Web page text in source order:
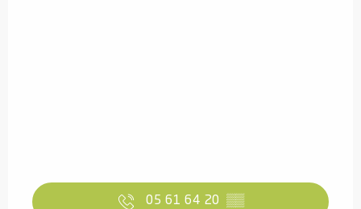
05 61 64 20 ▒▒